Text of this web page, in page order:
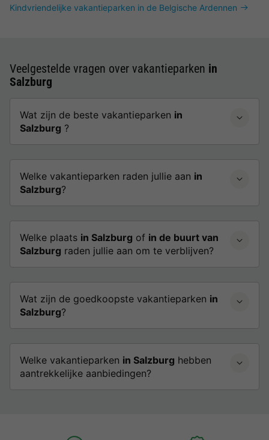
Kindvriendelijke vakantieparken in de Belgische Ardennen
Veelgestelde vragen over vakantieparken in
Salzburg
Wat zijn de beste vakantieparken in
Salzburg ?
Welke vakantieparken raden jullie aan in
Salzburg?
Welke plaats in Salzburg of in de buurt van
Salzburg raden jullie aan om te verblijven?
Wat zijn de goedkoopste vakantieparken in
Salzburg?
Welke vakantieparken in Salzburg hebben
aantrekkelijke aanbiedingen?